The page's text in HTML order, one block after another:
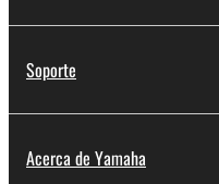
Soporte
Acerca de Yamaha